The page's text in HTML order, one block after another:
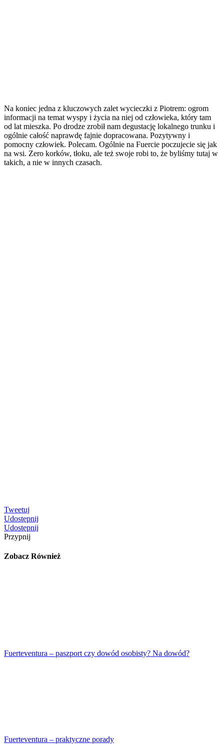
Na koniec jedna z kluczowych zalet wycieczki z Piotrem: ogrom
informacji na temat wyspy i życia na niej od człowieka, który tam
od lat mieszka. Po drodze zrobił nam degustację lokalnego trunku i
ogólnie całość naprawdę fajnie dopracowana. Pozytywny i
pomocny człowiek. Polecam. Ogólnie na Fuercie poczujecie się jak
na wsi. Zero korków, tłoku, ale też swoje robi to, że byliśmy tutaj w
takich, a nie w innych czasach.
Tweetuj
Udostępnij
Udostępnij
Przypnij
Zobacz Również
Fuerteventura – paszport czy dowód osobisty? Na dowód?
Fuerteventura – praktyczne porady